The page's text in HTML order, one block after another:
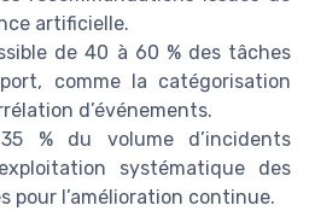
artificielle.
de 40 à 60 % des tâches
comme la catégorisation
d’événements.
% du volume d’incidents
systématique des
pour l’amélioration continue.